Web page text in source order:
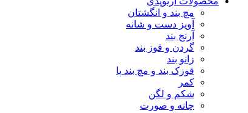
مچ بند و انگشتان
آویز دست و شانه
آرنج بند
گردن و قوز بند
زانو بند
قوزک بند و مچ بند پا
کمر
شکم و لگن
چانه و صورت